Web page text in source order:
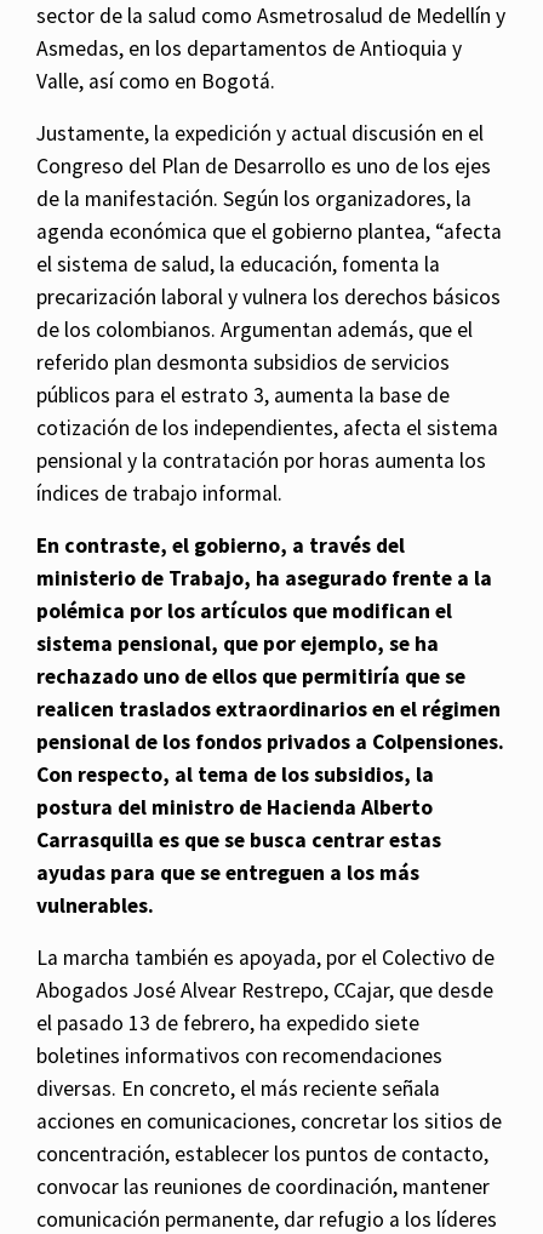
sector de la salud como Asmetrosalud de Medellín y
Asmedas, en los departamentos de Antioquia y
Valle, así como en Bogotá.
Justamente, la expedición y actual discusión en el
Congreso del Plan de Desarrollo es uno de los ejes
de la manifestación. Según los organizadores, la
agenda económica que el gobierno plantea, “afecta
el sistema de salud, la educación, fomenta la
precarización laboral y vulnera los derechos básicos
de los colombianos. Argumentan además, que el
referido plan desmonta subsidios de servicios
públicos para el estrato 3, aumenta la base de
cotización de los independientes, afecta el sistema
pensional y la contratación por horas aumenta los
índices de trabajo informal.
En contraste, el gobierno, a través del
ministerio de Trabajo, ha asegurado frente a la
polémica por los artículos que modifican el
sistema pensional, que por ejemplo, se ha
rechazado uno de ellos que permitiría que se
realicen traslados extraordinarios en el régimen
pensional de los fondos privados a Colpensiones.
Con respecto, al tema de los subsidios, la
postura del ministro de Hacienda Alberto
Carrasquilla es que se busca centrar estas
ayudas para que se entreguen a los más
vulnerables.
La marcha también es apoyada, por el Colectivo de
Abogados José Alvear Restrepo, CCajar, que desde
el pasado 13 de febrero, ha expedido siete
boletines informativos con recomendaciones
diversas. En concreto, el más reciente señala
acciones en comunicaciones, concretar los sitios de
concentración, establecer los puntos de contacto,
convocar las reuniones de coordinación, mantener
comunicación permanente, dar refugio a los líderes